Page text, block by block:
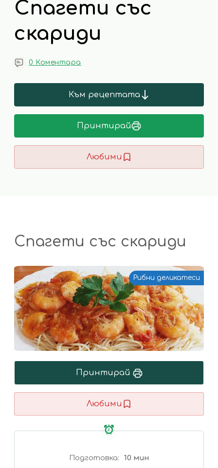
Спагети със
скариди
0 Коментара
Към рецептата
Принтирай
Любими
Спагети със скариди
Рибни деликатеси
Принтирай
Любими
Подготовка 10 мин